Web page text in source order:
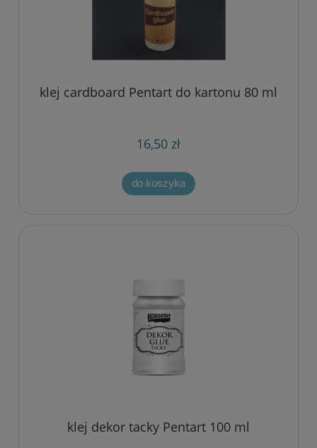
klej cardboard Pentart do kartonu 80 ml
16,50 zł
do koszyka
klej dekor tacky Pentart 100 ml